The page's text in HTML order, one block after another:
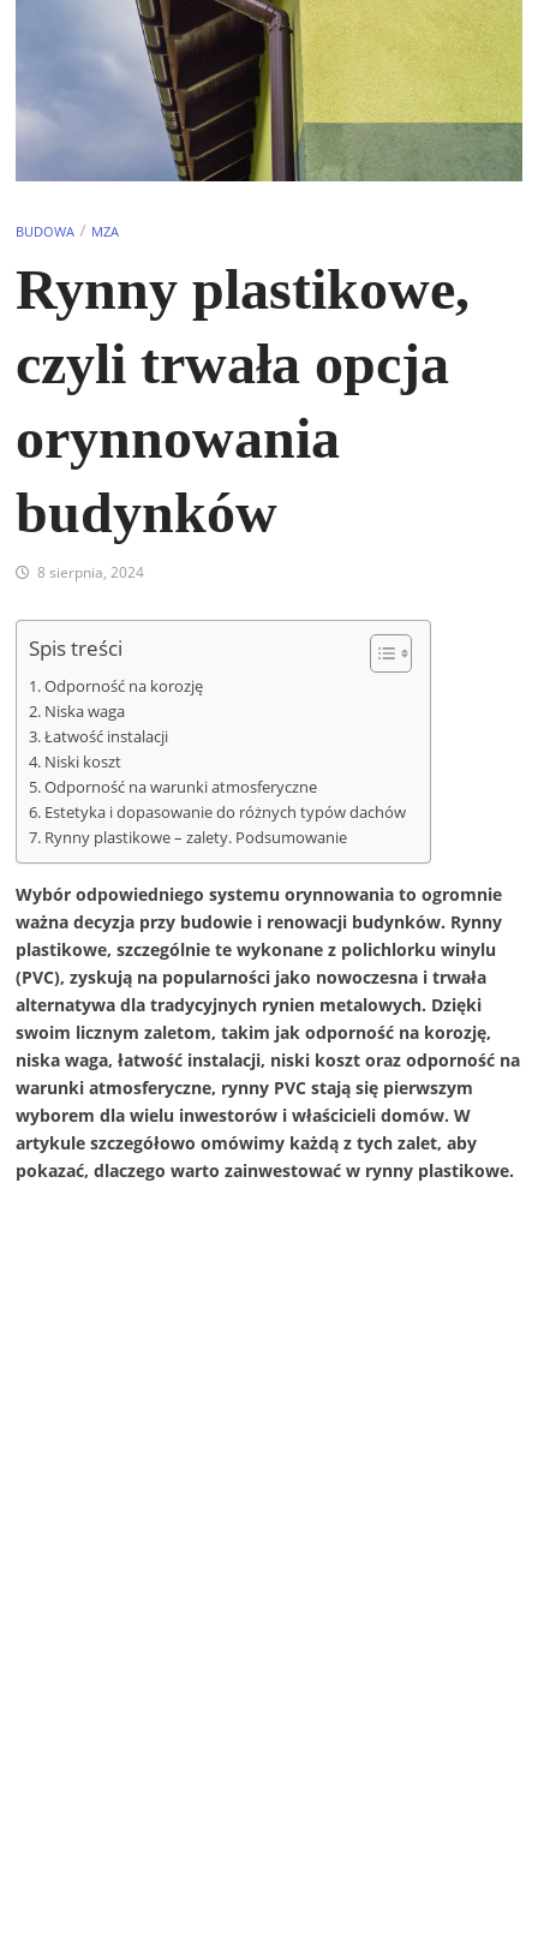
BUDOWA / MZA
Rynny plastikowe,
czyli trwała opcja
orynnowania
budynków
8 sierpnia, 2024
Spis treści
Odporność na korozję
Niska waga
Łatwość instalacji
Niski koszt
Odporność na warunki atmosferyczne
Estetyka i dopasowanie do różnych typów dachów
Rynny plastikowe – zalety. Podsumowanie
Wybór odpowiedniego systemu orynnowania to ogromnie
ważna decyzja przy budowie i renowacji budynków. Rynny
plastikowe, szczególnie te wykonane z polichlorku winylu
(PVC), zyskują na popularności jako nowoczesna i trwała
alternatywa dla tradycyjnych rynien metalowych. Dzięki
swoim licznym zaletom, takim jak odporność na korozję,
niska waga, łatwość instalacji, niski koszt oraz odporność na
warunki atmosferyczne, rynny PVC stają się pierwszym
wyborem dla wielu inwestorów i właścicieli domów. W
artykule szczegółowo omówimy każdą z tych zalet, aby
pokazać, dlaczego warto zainwestować w rynny plastikowe.